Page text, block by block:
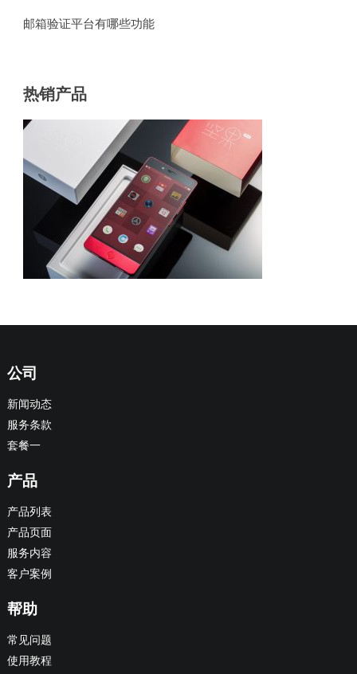
邮箱验证平台有哪些功能
热销产品
公司
新闻动态
服务条款
套餐一
产品
产品列表
产品页面
服务内容
客户案例
帮助
常见问题
使用教程